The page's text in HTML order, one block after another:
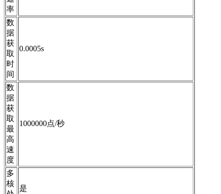
率
数
据
获
取
时
间
0.0005s
数
据
获
取
最
高
速
度
1000000点/秒
多
核
是